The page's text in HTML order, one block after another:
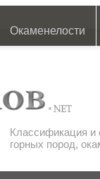
Окаменелости
Классификация и
горных пород,